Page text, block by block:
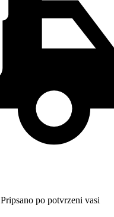
Pripsano po potvrzeni vasi